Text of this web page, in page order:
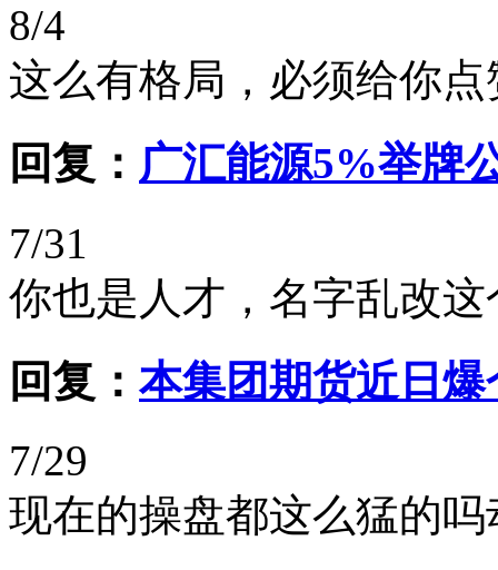
8/4
这么有格局，必须给你点
回复： 广汇能源5%举牌
7/31
你也是人才，名字乱改这
回复：本集团期货近日爆
7/29
现在的操盘都这么猛的